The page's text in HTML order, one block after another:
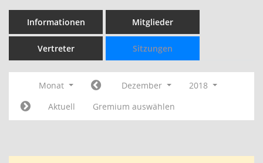
Informationen Mitglieder
Vertreter Sitzungen
Monat Dezember
2018
Aktuell
Gremium auswählen